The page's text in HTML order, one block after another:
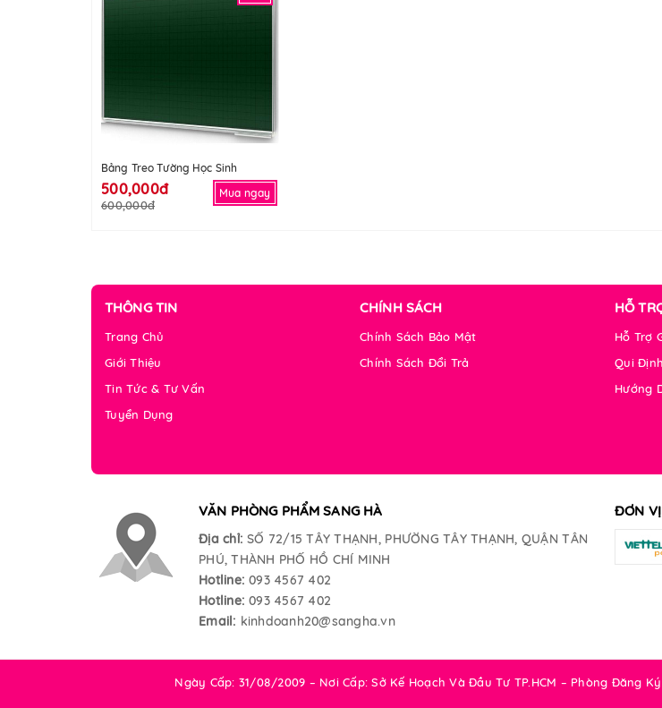
Bảng Treo Tường Học Sinh
500,000đ
600,000đ
Mua ngay
THÔNG TIN
Trang Chủ
Giới Thiệu
Tin Tức & Tư Vấn
Tuyển Dụng
CHÍNH SÁCH
Chính Sách Bảo Mật
Chính Sách Đổi Trả
HỖ
Hỗ Trợ
Qui
Hướng
VĂN PHÒNG PHẨM SANG HÀ
Địa chỉ: SỐ 72/15 TÂY THẠNH, PHƯỜNG TÂY THẠNH, QUẬN TÂN
PHÚ, THÀNH PHỐ HỒ CHÍ MINH
Hotline: 093 4567 402
Hotline: 093 4567 402
Email: kinhdoanh20@sangha.vn
ĐƠN
Ngày Cấp: 31/08/2009 – Nơi Cấp: Sở Kế Hoạch Và Đầu Tư TP.HCM – Phòng Đăng Ký